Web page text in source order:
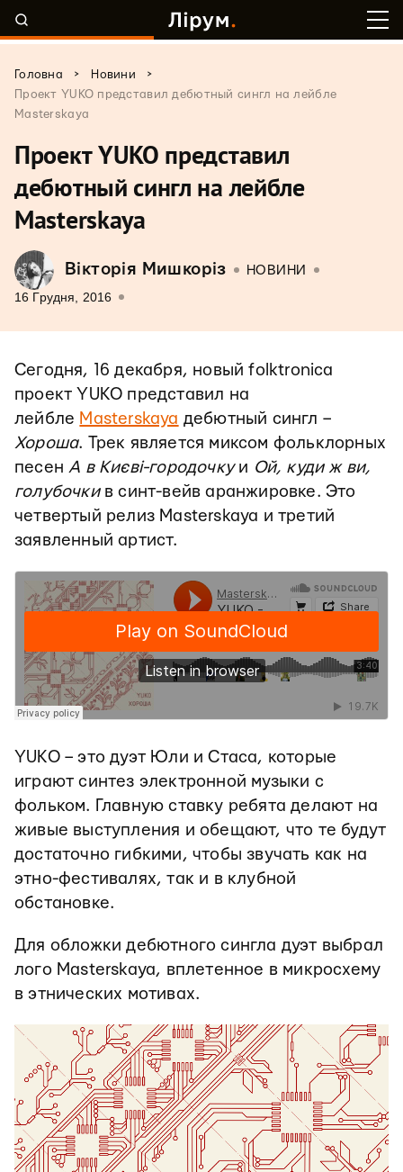
Головна > Новини
>
Проект YUKO представил дебютный сингл на лейбле
Masterskaya
Проект YUKO представил
дебютный сингл на лейбле
Masterskaya
Вікторія Мишкоріз НОВИНИ
16 Грудня, 2016
Сегодня, 16 декабря, новый folktronica
проект YUKO представил на
лейбле Masterskaya дебютный сингл –
Хороша. Трек является миксом фольклорных
песенА в Києвi-городочкуи Ой, куди ж ви,
голубочки в синт-вейв аранжировке. Это
четвертый релиз Masterskaya и третий
заявленный артист.
YUKO – это дуэт Юли и Стаса, которые
играют синтез электронной музыки с
фольком. Главную ставку ребята делают на
живые выступления и обещают, что те будут
достаточно гибкими, чтобы звучать как на
этно-фестивалях, так и в клубной
обстановке.
Для обложки дебютного сингла дуэт выбрал
лого Masterskaya, вплетенное в микросхему
в этнических мотивах.